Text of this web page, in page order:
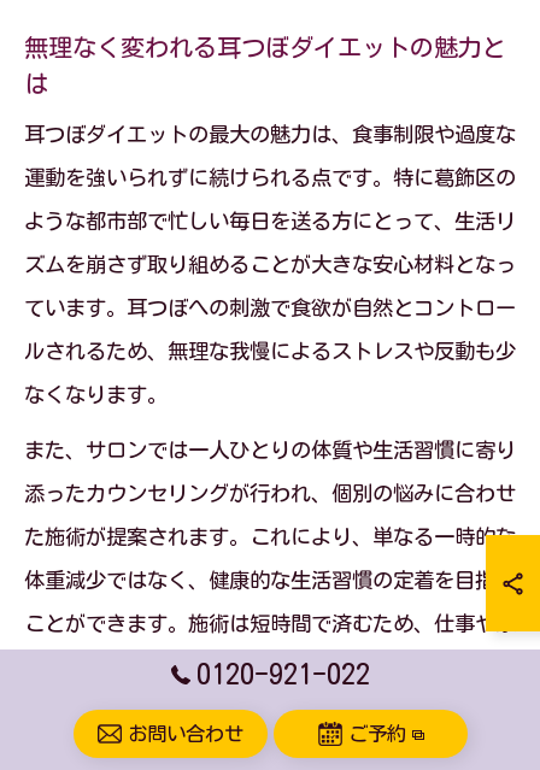
無理なく変われる耳つぼダイエットの魅力と
は
耳つぼダイエットの最大の魅力は、食事制限や過度な
運動を強いられずに続けられる点です。特に葛飾区の
ような都市部で忙しい毎日を送る方にとって、生活リ
ズムを崩さず取り組めることが大きな安心材料となっ
ています。耳つぼへの刺激で食欲が自然とコントロー
ルされるため、無理な我慢によるストレスや反動も少
なくなります。
また、サロンでは一人ひとりの体質や生活習慣に寄り
添ったカウンセリングが行われ、個別の悩みに合わせ
た施術が提案されます。これにより、単なる一時的な
体重減少ではなく、健康的な生活習慣の定着を目指す
ことができます。施術は短時間で済むため、仕事や家
庭との両立も容易です。
「リバウンドが怖い」「続けられるか心配」という声
0120-921-022
お問い合わせ ご予約